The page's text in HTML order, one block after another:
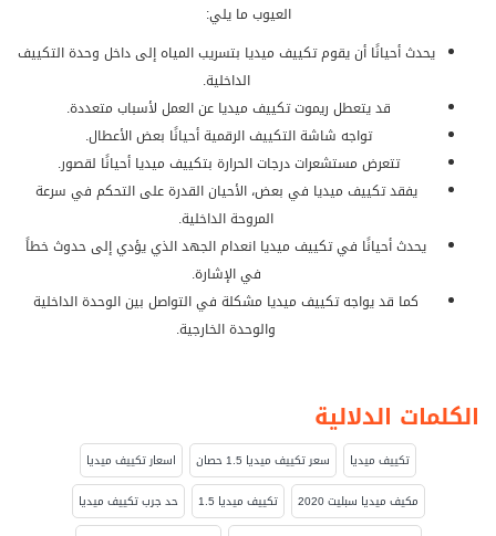
العيوب ما يلي:
يحدث أحيانًا أن يقوم تكييف ميديا بتسريب المياه إلى داخل وحدة التكييف
الداخلية.
قد يتعطل ريموت تكييف ميديا عن العمل لأسباب متعددة.
تواجه شاشة التكييف الرقمية أحيانًا بعض الأعطال.
تتعرض مستشعرات درجات الحرارة بتكييف ميديا أحيانًا لقصور.
يفقد تكييف ميديا في بعض، الأحيان القدرة على التحكم في سرعة
المروحة الداخلية.
يحدث أحيانًا في تكييف ميديا انعدام الجهد الذي يؤدي إلى حدوث خطاً
في الإشارة.
كما قد يواجه تكييف ميديا مشكلة في التواصل بين الوحدة الداخلية
والوحدة الخارجية.
الكلمات الدلالية
تكييف ميديا سعر تكييف ميديا 1.5 حصان
اسعار تكييف ميديا
مكيف ميديا سبليت 2020
تكييف ميديا 1.5
حد جرب تكييف ميديا